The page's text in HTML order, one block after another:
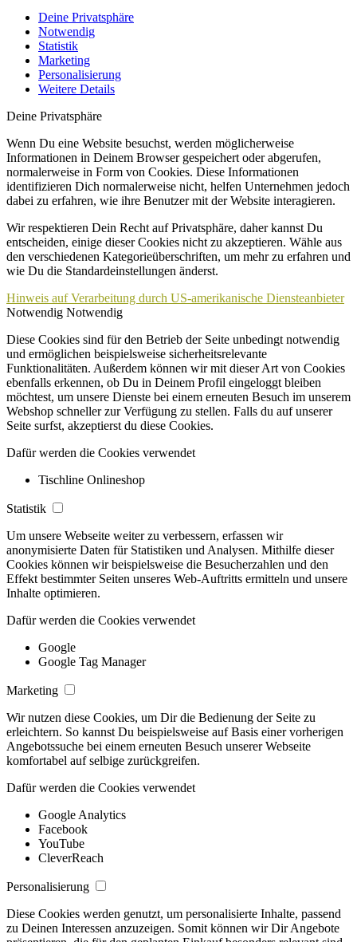
Deine Privatsphäre
Notwendig
Statistik
Marketing
Personalisierung
Weitere Details
Deine Privatsphäre
Wenn Du eine Website besuchst, werden möglicherweise
Informationen in Deinem Browser gespeichert oder abgerufen,
normalerweise in Form von Cookies. Diese Informationen
identifizieren Dich normalerweise nicht, helfen Unternehmen jedoch
dabei zu erfahren, wie ihre Benutzer mit der Website interagieren.
Wir respektieren Dein Recht auf Privatsphäre, daher kannst Du
entscheiden, einige dieser Cookies nicht zu akzeptieren. Wähle aus
den verschiedenen Kategorieüberschriften, um mehr zu erfahren und
wie Du die Standardeinstellungen änderst.
Hinweis auf Verarbeitung durch US-amerikanische Diensteanbieter
Notwendig Notwendig
Diese Cookies sind für den Betrieb der Seite unbedingt notwendig
und ermöglichen beispielsweise sicherheitsrelevante
Funktionalitäten. Außerdem können wir mit dieser Art von Cookies
ebenfalls erkennen, ob Du in Deinem Profil eingeloggt bleiben
möchtest, um unsere Dienste bei einem erneuten Besuch im unserem
Webshop schneller zur Verfügung zu stellen. Falls du auf unserer
Seite surfst, akzeptierst du diese Cookies.
Dafür werden die Cookies verwendet
Tischline Onlineshop
Statistik
Um unsere Webseite weiter zu verbessern, erfassen wir
anonymisierte Daten für Statistiken und Analysen. Mithilfe dieser
Cookies können wir beispielsweise die Besucherzahlen und den
Effekt bestimmter Seiten unseres Web-Auftritts ermitteln und unsere
Inhalte optimieren.
Dafür werden die Cookies verwendet
Google
Google Tag Manager
Marketing
Wir nutzen diese Cookies, um Dir die Bedienung der Seite zu
erleichtern. So kannst Du beispielsweise auf Basis einer vorherigen
Angebotssuche bei einem erneuten Besuch unserer Webseite
komfortabel auf selbige zurückgreifen.
Dafür werden die Cookies verwendet
Google Analytics
Facebook
YouTube
CleverReach
Personalisierung
Diese Cookies werden genutzt, um personalisierte Inhalte, passend
zu Deinen Interessen anzuzeigen. Somit können wir Dir Angebote